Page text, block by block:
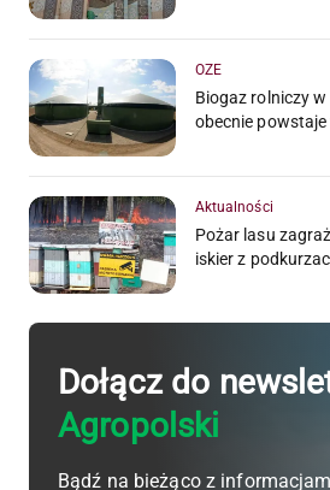
OZE
Biogaz rolniczy
obecnie powstaje
Aktualności
Pożar lasu
iskier z
Dołącz do
Agropolski
Bądź na bieżąco z